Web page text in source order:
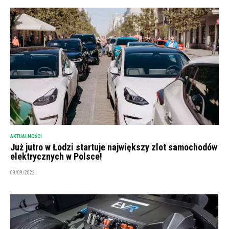
AKTUALNOŚCI
Już jutro w Łodzi startuje największy zlot samochodów
elektrycznych w Polsce!
09/09/2022